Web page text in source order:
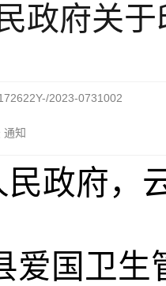
政府关
2023-0731002
通知
民政府，
爱国卫